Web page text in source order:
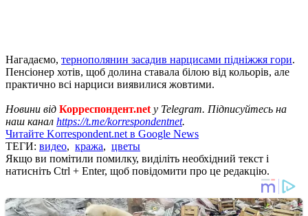
Нагадаємо, тернополянин засадив нарцисами підніжжя гори.
Пенсіонер хотів, щоб долина ставала білою від кольорів, але
практично всі нарциси виявилися жовтими.
Новини від Корреспондент.net у Telegram. Підписуйтесь на
наш канал https://t.me/korrespondentnet.
Читайте Korrespondent.net в Google News
ТЕГИ: видео, кража, цветы
Якщо ви помітили помилку, виділіть необхідний текст і
натисніть Ctrl + Enter, щоб повідомити про це редакцію.